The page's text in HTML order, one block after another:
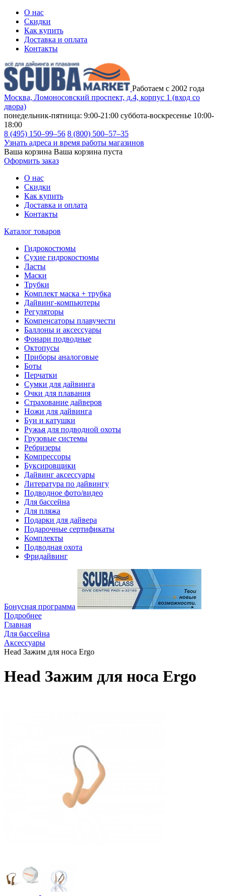
О нас
Скидки
Как купить
Доставка и оплата
Контакты
Работаем с 2002 года
Москва, Ломоносовский проспект, д.4, корпус 1 (вход со
двора)
понедельник-пятница: 9:00-21:00 суббота-воскресенье 10:00-
18:00
8 (495) 150–99–56 8 (800) 500–57–35
Узнать адреса и время работы магазинов
Ваша корзина Ваша корзина пуста
Оформить заказ
О нас
Скидки
Как купить
Доставка и оплата
Контакты
Каталог товаров
Гидрокостюмы
Сухие гидрокостюмы
Ласты
Маски
Трубки
Комплект маска + трубка
Дайвинг-компьютеры
Регуляторы
Компенсаторы плавучести
Баллоны и аксессуары
Фонари подводные
Октопусы
Приборы аналоговые
Боты
Перчатки
Сумки для дайвинга
Очки для плавания
Страхование дайверов
Ножи для дайвинга
Буи и катушки
Ружья для подводной охоты
Грузовые системы
Ребризеры
Компрессоры
Буксировщики
Дайвинг аксессуары
Литература по дайвингу
Подводное фото/видео
Для бассейна
Для пляжа
Подарки для дайвера
Подарочные сертификаты
Комплекты
Подводная охота
Фридайвинг
Бонусная программа
Подробнее
Главная
Для бассейна
Аксессуары
Head Зажим для носа Ergo
Head Зажим для носа Ergo